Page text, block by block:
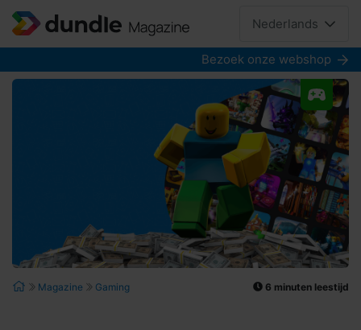
Nederlands
Bezoek onze webshop
Magazine Gaming 6 minuten leestijd